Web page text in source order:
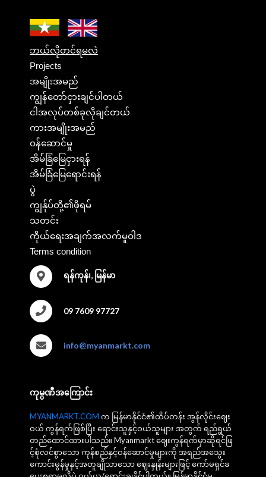
ဘယ်လိုတင်ရမလဲ
Projects
အမျိုးအမည်
ကျွန်တော်ငှားချင်ပါတယ်
ငါအလုပ်တစ်ခုလိုချင်တယ်
ကားအမျိုးအမည်
ဝန်ဆောင်မှု
အိမ်ခြံမြေငှားရန်
အိမ်ခြံမြေရောင်းရန်
ပွဲ
ကျွန်ုပ်တို့၏ဖိုရမ်
သတင်း
ကိုယ်ရေးအချက်အလက်မူဝါဒ
Terms condition
ရန်ကုန်၊, မြန်မာ
09 7609 97727
info@myanmarkt.com
ကုမ္ပဏီအကြောင်း
MYANMARKT.COM က မြန်မာနိုင်ငံ၏ထိပ်တန်း အွန်လိုင်းဈေး
ဝယ် ကွန်ရက်ဖြစ်ပြီး ရောင်းသူနှင့်ဝယ်သူများ အတွက် ရည်ရွယ်
တည်ထောင်ထားပါသည်။ Myanmarkt ဈေးကွန်ရက်မှာဆိုရင်ဖြ
င့်စုံလင်စွာသော ကုန်စည်နှင့်ဝန်ဆောင်မှုများကို အရည်အသွေး
ကောင်းမွန်မှုနှင့်အတူချိုသာသော ဈေးနှုန်းများဖြင့် ကော်မရှင်ခ